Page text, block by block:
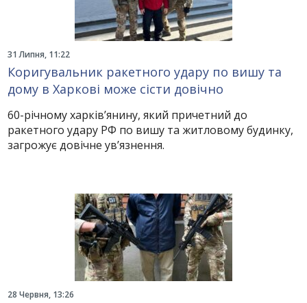
31 Липня, 11:22
Коригувальник ракетного удару по вишу та
дому в Харкові може сісти довічно
60-річному харків’янину, який причетний до
ракетного удару РФ по вишу та житловому будинку,
загрожує довічне ув’язнення.
28 Червня, 13:26